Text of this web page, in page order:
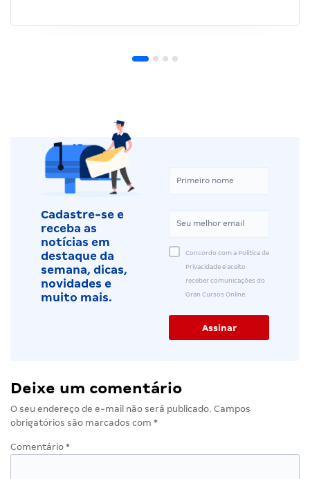
Cadastre-se e
receba as
notícias em
destaque da
semana, dicas,
novidades e
muito mais.
Concordo com a Política de
Privacidade e aceito
receber comunicações do
Gran Cursos Online.
Deixe um comentário
O seu endereço de e-mail não será publicado. Campos
obrigatórios são marcados com *
Comentário *